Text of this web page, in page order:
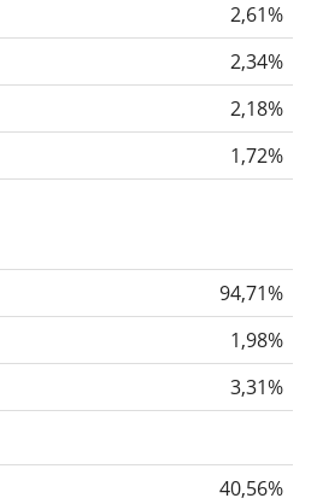
2,61%
2,34%
2,18%
1,72%
94,71%
1,98%
3,31%
40,56%